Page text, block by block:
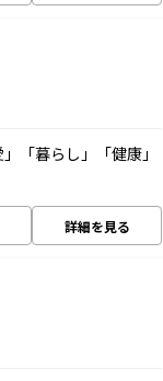
「暮らし」「健康」
詳細を見る